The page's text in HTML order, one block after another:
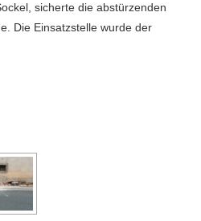
sicherte die abstürzenden
Die Einsatzstelle wurde der